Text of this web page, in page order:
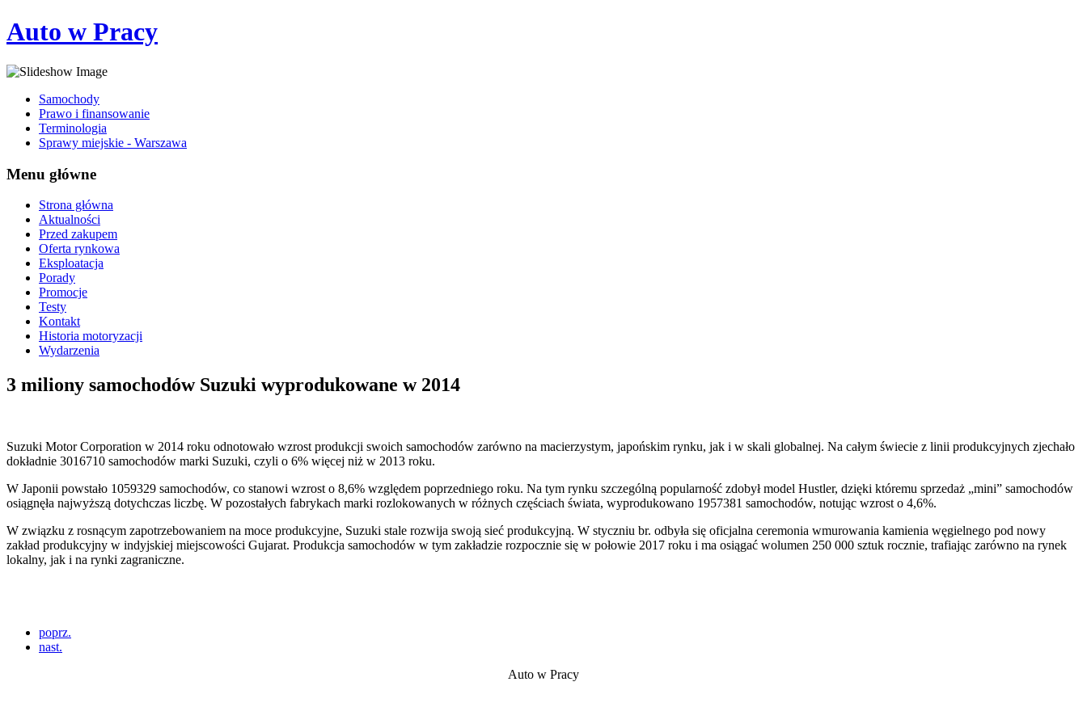
Auto w Pracy
Samochody
Prawo i finansowanie
Terminologia
Sprawy miejskie - Warszawa
Menu główne
Strona główna
Aktualności
Przed zakupem
Oferta rynkowa
Eksploatacja
Porady
Promocje
Testy
Kontakt
Historia motoryzacji
Wydarzenia
3 miliony samochodów Suzuki wyprodukowane w 2014
Suzuki Motor Corporation w 2014 roku odnotowało wzrost produkcji swoich samochodów zarówno na macierzystym, japońskim rynku, jak i w skali globalnej. Na całym świecie z linii produkcyjnych zjechało
dokładnie 3016710 samochodów marki Suzuki, czyli o 6% więcej niż w 2013 roku.
W Japonii powstało 1059329 samochodów, co stanowi wzrost o 8,6% względem poprzedniego roku. Na tym rynku szczególną popularność zdobył model Hustler, dzięki któremu sprzedaż „mini” samochodów
osiągnęła najwyższą dotychczas liczbę. W pozostałych fabrykach marki rozlokowanych w różnych częściach świata, wyprodukowano 1957381 samochodów, notując wzrost o 4,6%.
W związku z rosnącym zapotrzebowaniem na moce produkcyjne, Suzuki stale rozwija swoją sieć produkcyjną. W styczniu br. odbyła się oficjalna ceremonia wmurowania kamienia węgielnego pod nowy
zakład produkcyjny w indyjskiej miejscowości Gujarat. Produkcja samochodów w tym zakładzie rozpocznie się w połowie 2017 roku i ma osiągać wolumen 250 000 sztuk rocznie, trafiając zarówno na rynek
lokalny, jak i na rynki zagraniczne.
poprz.
nast.
Auto w Pracy